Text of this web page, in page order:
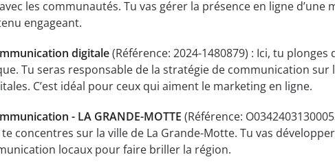
les communautés. Tu vas gérer la présence en ligne d’une
engageant.
digitale(Référence: 2024-1480879) : Ici, tu plonges
Tu seras responsable de la stratégie de communication sur
C’est idéal pour ceux qui aiment le marketing en ligne.
- LA GRANDE-MOTTE (Référence:
concentres sur la ville de La Grande-Motte. Tu vas
locaux pour faire briller la région.